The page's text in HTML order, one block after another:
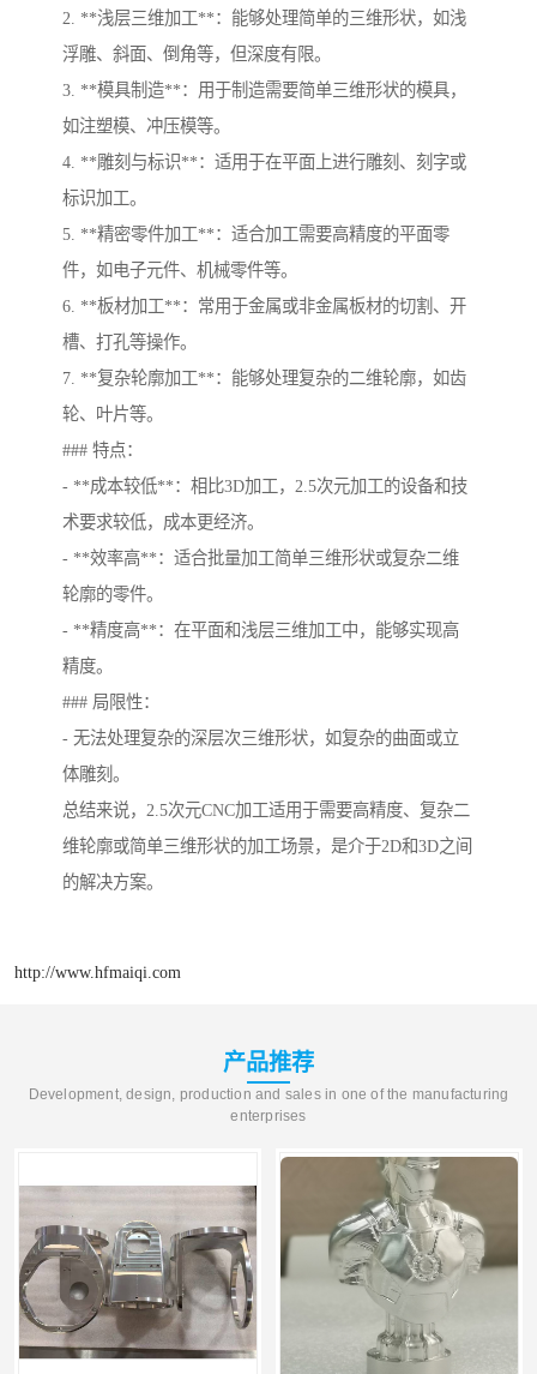
2. **浅层三维加工**：能够处理简单的三维形状，如浅
浮雕、斜面、倒角等，但深度有限。
3. **模具制造**：用于制造需要简单三维形状的模具，
如注塑模、冲压模等。
4. **雕刻与标识**：适用于在平面上进行雕刻、刻字或
标识加工。
5. **精密零件加工**：适合加工需要高精度的平面零
件，如电子元件、机械零件等。
6. **板材加工**：常用于金属或非金属板材的切割、开
槽、打孔等操作。
7. **复杂轮廓加工**：能够处理复杂的二维轮廓，如齿
轮、叶片等。
### 特点：
- **成本较低**：相比3D加工，2.5次元加工的设备和技
术要求较低，成本更经济。
- **效率高**：适合批量加工简单三维形状或复杂二维
轮廓的零件。
- **精度高**：在平面和浅层三维加工中，能够实现高
精度。
### 局限性：
- 无法处理复杂的深层次三维形状，如复杂的曲面或立
体雕刻。
总结来说，2.5次元CNC加工适用于需要高精度、复杂二
维轮廓或简单三维形状的加工场景，是介于2D和3D之间
的解决方案。
http://www.hfmaiqi.com
产品推荐
Development, design, production and sales in one of the manufacturing
enterprises